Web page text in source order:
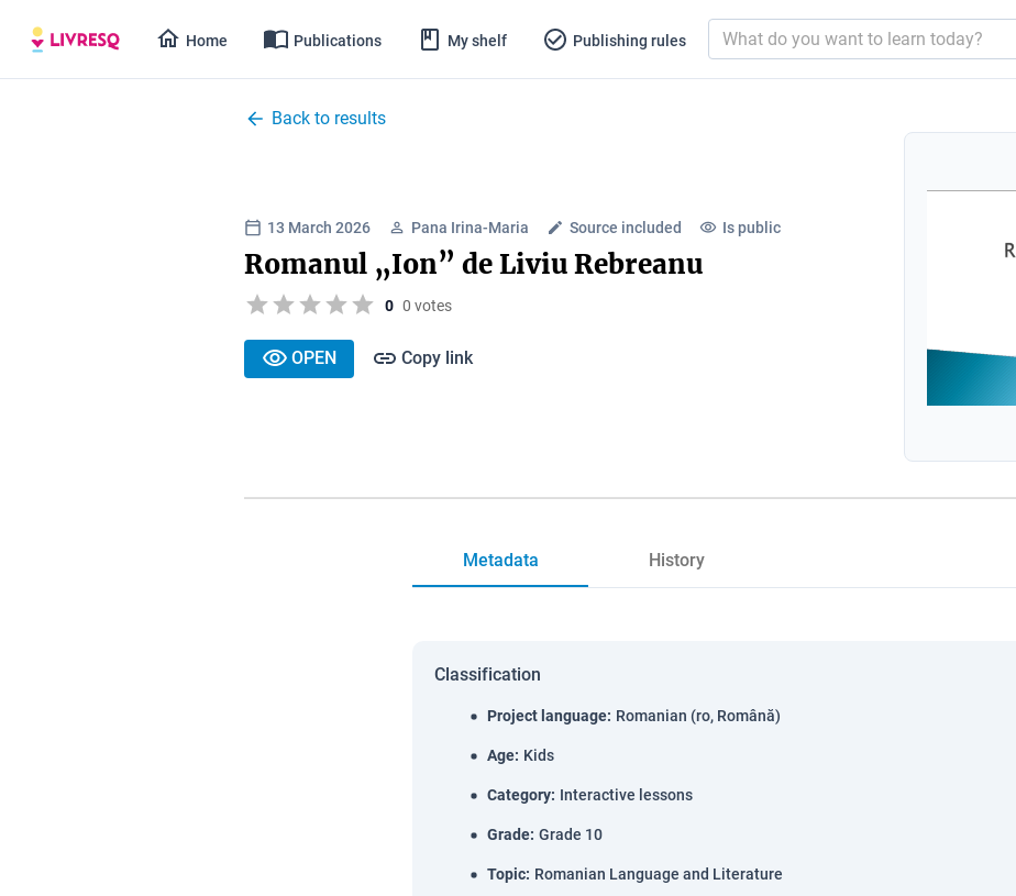
Home Publications My shelf Publishing rules
Back to results
13 March 2026 Pana Irina-Maria Source included Is public
Romanul „Ion” de Liviu Rebreanu
0 0 votes
OPEN Copy link
Metadata History
Classification
Project language: Romanian (ro, Română)
Age: Kids
Category: Interactive lessons
Grade: Grade 10
Topic: Romanian Language and Literature